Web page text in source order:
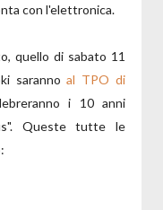
con l'elettronica.
quello di sabato 11
saranno al TPO di
i 10 anni
Queste tutte le